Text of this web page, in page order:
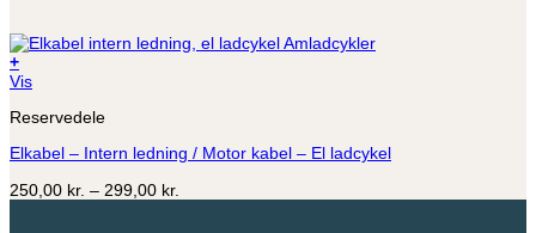
+
Dette
har
varianter.
kan
Vis
Reservedele
Elkabel – Intern ledning / Motor kabel – El ladcykel
250,00 kr. – 299,00 kr.